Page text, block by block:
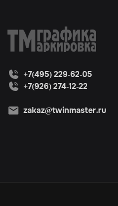
+7(495) 229-62-05
+7(926) 274-12-22
zakaz@twinmaster.ru